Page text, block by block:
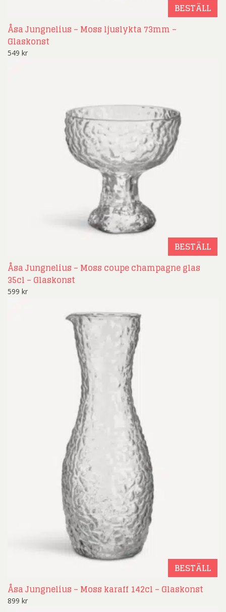
BESTÄLL
Åsa Jungnelius – Moss ljuslykta 73mm –
Glaskonst
549 kr
BESTÄLL
Åsa Jungnelius – Moss coupe champagne glas
35cl – Glaskonst
599 kr
BESTÄLL
Åsa Jungnelius – Moss karaff 142cl – Glaskonst
899 kr